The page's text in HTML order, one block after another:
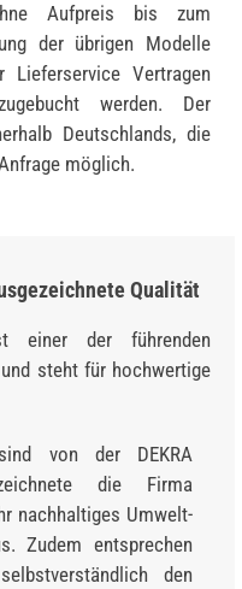
Aufpreis bis zum
der übrigen Modelle
Vertragen
werden. Der
Deutschlands, die
möglich.
Qualität
einer der führenden
steht für hochwertige
von der DEKRA
die Firma
nachhaltiges Umwelt-
Zudem entsprechen
den